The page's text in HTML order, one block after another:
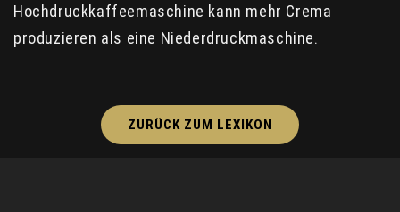
Hochdruckkaffeemaschine kann mehr Crema
produzieren als eine Niederdruckmaschine.
ZURÜCK ZUM LEXIKON